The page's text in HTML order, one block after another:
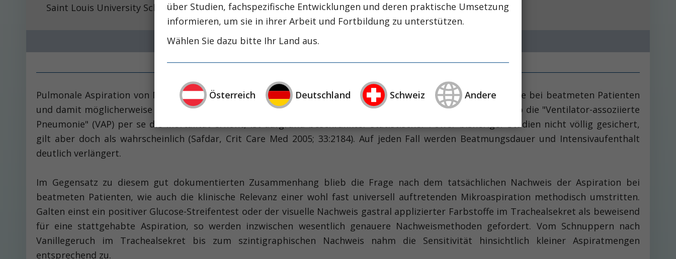
Saint Louis University School of Nursing, MO, USA.
Pulmonale Aspiration von Mageninhalt ist einer von vielen Risikofaktoren für die Entwicklung einer Pneumonie bei beatmeten Patienten
und damit möglicherweise mitverantwortlich für eine der häufigsten Todesursachen auf Intensivstationen. Ob die "Ventilator-assoziierte
Pneumonie" (VAP) per se die Mortalität erhöht, ist aufgrund beschränkter statistischer Power bisheriger Studien nicht völlig gesichert,
gilt aber doch als wahrscheinlich (Safdar, Crit Care Med 2005; 33:2184). Auf jeden Fall werden Beatmungsdauer und Intensivaufenthalt
deutlich verlängert.
Im Gegensatz zu diesem gut dokumentierten Zusammenhang blieb die Frage nach dem tatsächlichen Nachweis der Aspiration bei
beatmeten Patienten, wie auch die klinische Relevanz einer wohl fast universell auftretenden Mikroaspiration methodisch umstritten.
Galten einst ein positiver Glucose-Streifentest oder der visuelle Nachweis gastral applizierter Farbstoffe im Trachealsekret als beweisend
für eine stattgehabte Aspiration, so werden inzwischen wesentlich genauere Nachweismethoden gefordert. Vom Schnuppern nach
Vanillegeruch im Trachealsekret bis zum szintigraphischen Nachweis nahm die Sensitivität hinsichtlich kleiner Aspiratmengen
entsprechend zu.
über Studien, fachspezifische Entwicklungen und deren praktische Umsetzung
informieren, um sie in ihrer Arbeit und Fortbildung zu unterstützen.
Wählen Sie dazu bitte Ihr Land aus.
Österreich Deutschland Schweiz Andere